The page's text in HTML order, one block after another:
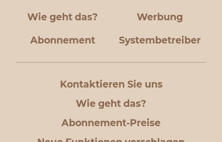
Wie geht das? Werbung
Abonnement Systembetreiber
Kontaktieren Sie uns
Wie geht das?
Abonnement-Preise